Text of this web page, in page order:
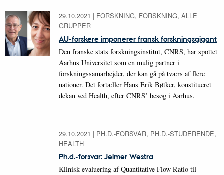
29.10.2021 | FORSKNING, FORSKNING, ALLE
GRUPPER
AU-forskere imponerer fransk forskningsgigant
Den franske stats forskningsinstitut, CNRS, har spottet
Aarhus Universitet som en mulig partner i
forskningssamarbejder, der kan gå på tværs af flere
nationer. Det fortæller Hans Erik Bøtker, konstitueret
dekan ved Health, efter CNRS’ besøg i Aarhus.
29.10.2021 | PH.D.-FORSVAR, PH.D.-STUDERENDE,
HEALTH
Ph.d.-forsvar: Jelmer Westra
Klinisk evaluering af Quantitative Flow Ratio til